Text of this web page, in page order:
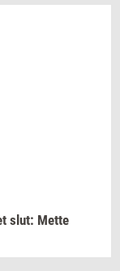
slut: Mette